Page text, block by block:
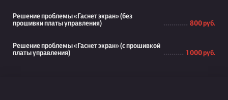
Решение проблемы «Гаснет экран» (без
прошивки платы управления)
800 руб.
Решение проблемы «Гаснет экран» (с прошивкой
платы управления)
1 000 руб.